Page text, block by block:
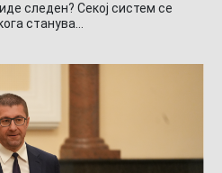
следен? Секој систем се
станува…